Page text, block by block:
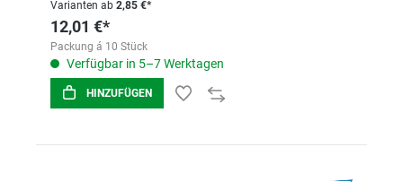
Varianten ab 2,85 €*
12,01 €*
Packung á 10 Stück
Verfügbar in 5–7 Werktagen
HINZUFÜGEN